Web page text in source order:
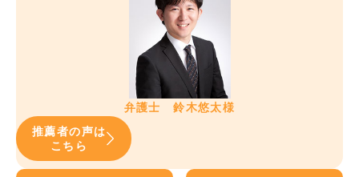
弁護士 鈴木悠太様
推薦者の声は
こちら